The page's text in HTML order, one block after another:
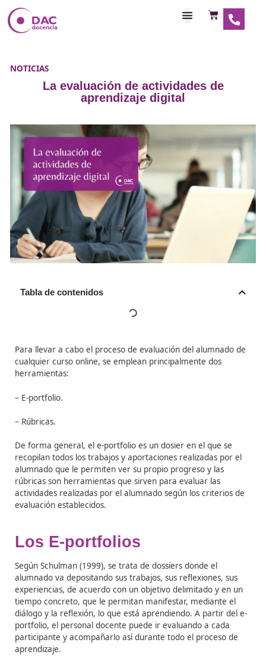
NOTICIAS
La evaluación de actividades de
Tabla de contenidos
cualquier curso online, se emplean principalmente dos
herramientas:
– E-portfolio.
– Rúbricas.
recopilan todos los trabajos y aportaciones realizadas
alumnado que le permiten ver su propio progreso y las
rúbricas son herramientas que sirven para evaluar las
actividades realizadas por el alumnado según los
evaluación establecidos.
Los E-portfolios